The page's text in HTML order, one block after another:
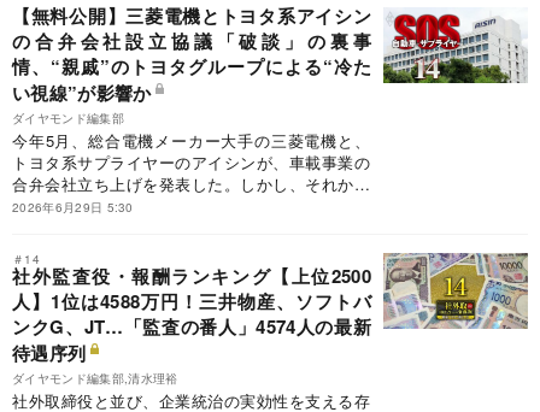
【無料公開】三菱電機とトヨタ系アイシン
の合弁会社設立協議「破談」の裏事
情、“親戚”のトヨタグループによる“冷た
い視線”が影響か
ダイヤモンド編集部
今年5月、総合電機メーカー大手の三菱電機と、
トヨタ系サプライヤーのアイシンが、車載事業の
合弁会社立ち上げを発表した。しかし、それから
5カ月で合弁を巡る協議は“破談”となってしまっ
2026年6月29日 5:30
＃14
社外監査役・報酬ランキング【上位2500
人】1位は4588万円！三井物産、ソフトバ
ンクG、JT…「監査の番人」4574人の最新
待遇序列
ダイヤモンド編集部,清水理裕
社外取締役と並び、企業統治の実効性を支える存